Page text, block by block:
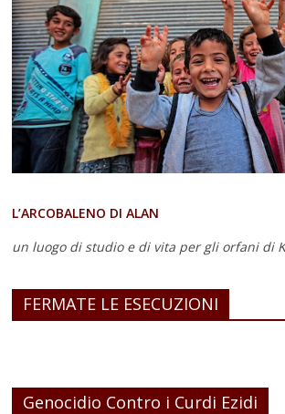
L’ARCOBALENO DI ALAN
un luogo di studio e di vita per gli orfani di
FERMATE LE ESECUZIONI
Genocidio Contro i Curdi Ezidi